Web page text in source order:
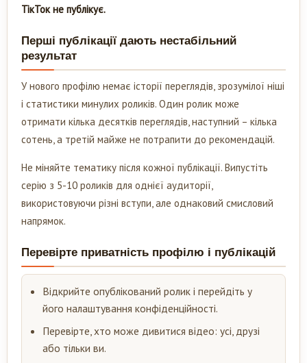
ТікТок не публікує.
Перші публікації дають нестабільний
результат
У нового профілю немає історії переглядів, зрозумілої ніші
і статистики минулих роликів. Один ролик може
отримати кілька десятків переглядів, наступний – кілька
сотень, а третій майже не потрапити до рекомендацій.
Не міняйте тематику після кожної публікації. Випустіть
серію з 5-10 роликів для однієї аудиторії,
використовуючи різні вступи, але однаковий смисловий
напрямок.
Перевірте приватність профілю і публікацій
Відкрийте опублікований ролик і перейдіть у
його налаштування конфіденційності.
Перевірте, хто може дивитися відео: усі, друзі
або тільки ви.